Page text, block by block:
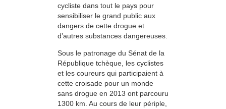
cycliste dans tout le pays pour
sensibiliser le grand public aux
dangers de cette drogue et
d’autres substances dangereuses.
Sous le patronage du Sénat de la
République tchèque, les cyclistes
et les coureurs qui participaient à
cette croisade pour un monde
sans drogue en 2013 ont parcouru
1300 km. Au cours de leur périple,